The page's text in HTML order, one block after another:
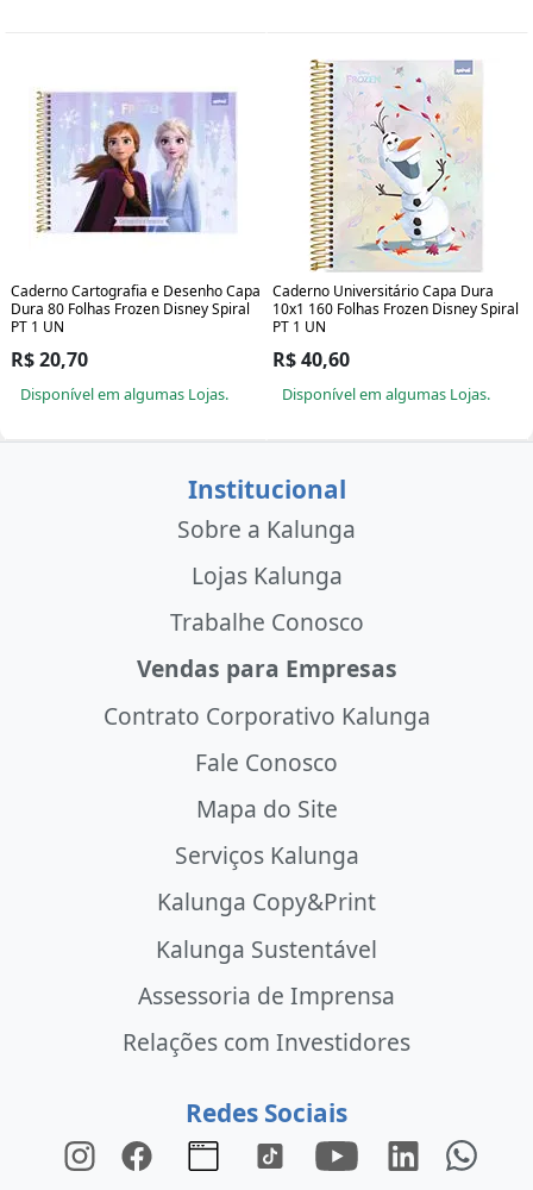
Caderno Cartografia e Desenho Capa
Dura 80 Folhas Frozen Disney Spiral
PT 1 UN
R$ 20,70
Disponível em algumas Lojas.
Caderno Universitário Capa Dura
10x1 160 Folhas Frozen Disney Spiral
PT 1 UN
R$ 40,60
Disponível em algumas Lojas.
Institucional
Sobre a Kalunga
Lojas Kalunga
Trabalhe Conosco
Vendas para Empresas
Contrato Corporativo Kalunga
Fale Conosco
Mapa do Site
Serviços Kalunga
Kalunga Copy&Print
Kalunga Sustentável
Assessoria de Imprensa
Relações com Investidores
Redes Sociais